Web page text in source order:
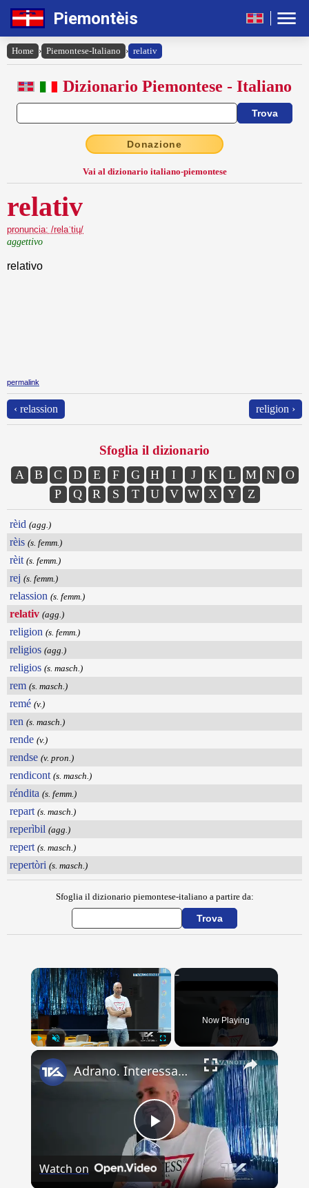
Piemontèis
Home › Piemontese-Italiano › relativ
Dizionario Piemontese - Italiano
Donazione
Vai al dizionario italiano-piemontese
relativ
pronuncia: /relaˈtiɥ/
aggettivo
relativo
permalink
‹ relassion religion ›
Sfoglia il dizionario
A B C D E F G H I J K L M N
O
P
Q R S T U V W X Y Z
rèid (agg.)
rèis (s. femm.)
rèit (s. femm.)
rej (s. femm.)
relassion (s. femm.)
relativ (agg.)
religion (s. femm.)
religios (agg.)
religios (s. masch.)
rem (s. masch.)
remé (v.)
ren (s. masch.)
rende (v.)
rendse (v. pron.)
rendicont (s. masch.)
réndita (s. femm.)
repart (s. masch.)
reperìbil (agg.)
repert (s. masch.)
repertòri (s. masch.)
Sfoglia il dizionario piemontese-italiano a partire da:
×
Now Playing
×
Play
Video
Adrano. Interessante incontro al liceo “Verga” con il prof. Fabio Gamberini. Studenti del Linguistic
Watch on